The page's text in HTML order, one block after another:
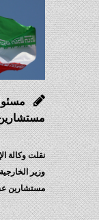
مسئول
مستشارين
نقلت وكالة
وزير الخارجية
مستشارين